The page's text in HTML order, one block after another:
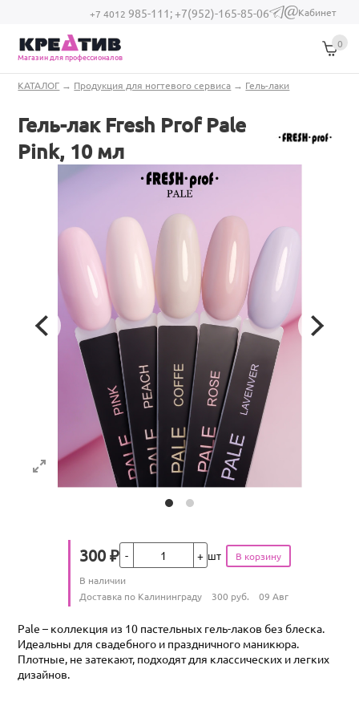
Перейти к основному содержанию
+7 4012 985-111;+7(952)-165-85-06
(link sends e-
Кабинет
Магазин для профессионалов
0
Вы здесь
КАТАЛОГ → Продукция для ногтевого сервиса → Гель-лаки
Гель-лак Fresh Prof Pale
Pink, 10 мл
Цена
300 ₽Кол-во шт
Количество
В наличии
Условия доставки
Доставка по Калининграду 300 руб. 09 Авг
Pale – коллекция из 10 пастельных гель-лаков без блеска.
Идеальны для свадебного и праздничного маникюра.
Плотные, не затекают, подходят для классических и легких
дизайнов.